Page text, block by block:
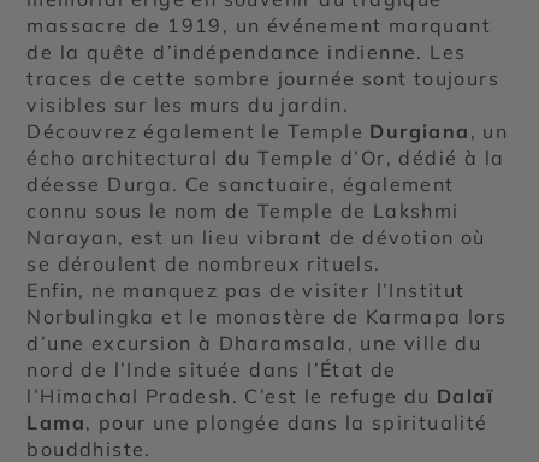
massacre de 1919, un événement marquant
de la quête d’indépendance indienne. Les
traces de cette sombre journée sont toujours
visibles sur les murs du jardin.
Découvrez également le Temple Durgiana , un
écho architectural du Temple d’Or, dédié à la
déesse Durga. Ce sanctuaire, également
connu sous le nom de Temple de Lakshmi
Narayan, est un lieu vibrant de dévotion où
se déroulent de nombreux rituels.
Enfin, ne manquez pas de visiter l’Institut
Norbulingka et le monastère de Karmapa lors
d’une excursion à Dharamsala, une ville du
nord de l’Inde située dans l’État de
l’Himachal Pradesh. C’est le refuge du Dalaï
Lama, pour une plongée dans la spiritualité
bouddhiste.